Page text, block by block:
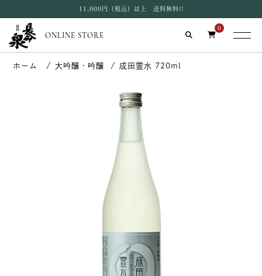
11,000円（税込）以上 送料無料!!
ONLINE STORE
0
大吟醸・吟醸 成田霊水 720ml